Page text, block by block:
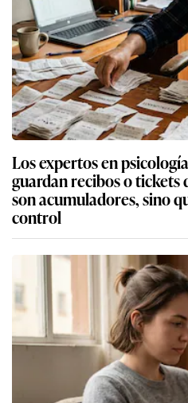
Los expertos en
guardan recibos o tickets
son acumuladores, sino
control